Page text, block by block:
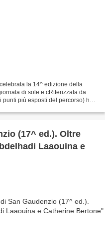
la 14^ edizione della
di sole e cRtterizzata da
punti più esposti del percorso) ha
(17^ ed.). Oltre
Laaouina e